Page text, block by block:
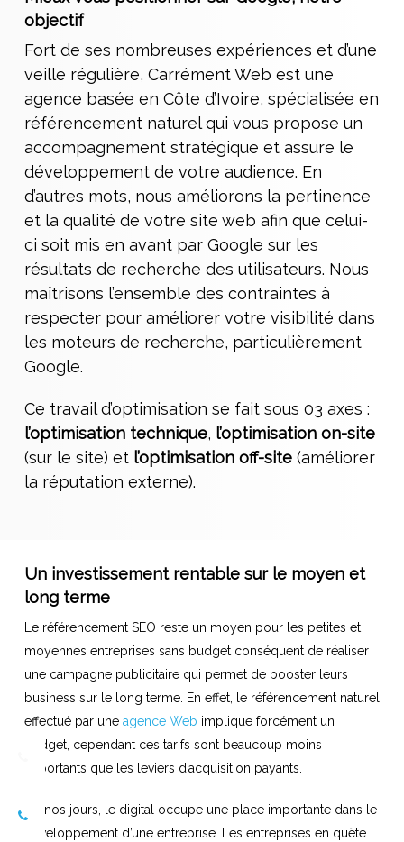
objectif
Fort de ses nombreuses expériences et d’une
veille régulière, Carrément Web est une
agence basée en Côte d’Ivoire, spécialisée en
référencement naturel qui vous propose un
accompagnement stratégique et assure le
développement de votre audience. En
d’autres mots, nous améliorons la pertinence
et la qualité de votre site web afin que celui-
ci soit mis en avant par Google sur les
résultats de recherche des utilisateurs. Nous
maîtrisons l’ensemble des contraintes à
respecter pour améliorer votre visibilité dans
les moteurs de recherche, particulièrement
Google.
Ce travail d’optimisation se fait sous 03 axes :
l’optimisation technique, l’optimisation on-site
(sur le site) et l’optimisation off-site (améliorer
la réputation externe).
Un investissement rentable sur le moyen et
long terme
Le référencement SEO reste un moyen pour les petites et
moyennes entreprises sans budget conséquent de réaliser
une campagne publicitaire qui permet de booster leurs
business sur le long terme. En effet, le référencement naturel
effectué par une agence Web implique forcément un
budget, cependant ces tarifs sont beaucoup moins
importants que les leviers d’acquisition payants.
De nos jours, le digital occupe une place importante dans le
développement d’une entreprise. Les entreprises en quête